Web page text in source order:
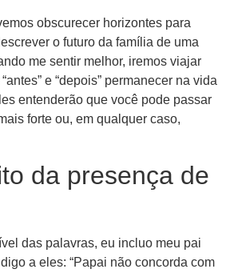
obscurecer horizontes para
o futuro da família de uma
me sentir melhor, iremos viajar
e “depois” permanecer na vida
entenderão que você pode passar
forte ou, em qualquer caso,
da presença de
das palavras, eu incluo meu pai
a eles: “Papai não concorda com